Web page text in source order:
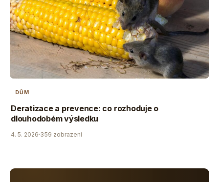
DŮM
Deratizace a prevence: co rozhoduje o
dlouhodobém výsledku
4. 5. 2026 359 zobrazení